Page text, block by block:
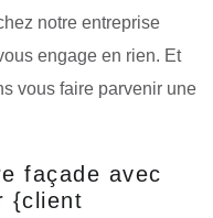
notre entreprise
engage en rien. Et
vous faire parvenir une
façade avec
{client